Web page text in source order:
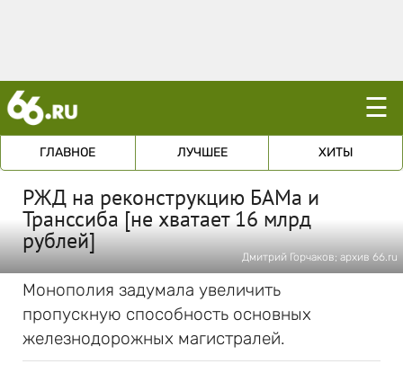
☰
ГЛАВНОЕ ЛУЧШЕЕ ХИТЫ
РЖД на реконструкцию БАМа и
Транссиба [не хватает 16 млрд
рублей]
Дмитрий Горчаков; архив 66.ru
Монополия задумала увеличить
пропускную способность основных
железнодорожных магистралей.